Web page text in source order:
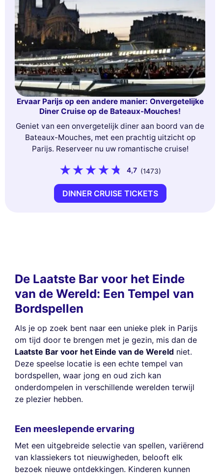
Ervaar Parijs op een andere manier: Onvergetelijke
Diner Cruise op de Bateaux-Mouches!
Geniet van een onvergetelijk diner aan boord van de
Bateaux-Mouches, met een prachtig uitzicht op
Parijs. Reserveer nu uw romantische cruise!
4,7 (1473)
DINNER CRUISE TICKETS
De Laatste Bar voor het Einde
van de Wereld: Een Tempel van
Bordspellen
Als je op zoek bent naar een unieke plek in Parijs
om tijd door te brengen met je gezin, mis dan de
Laatste Bar voor het Einde van de Wereld niet.
Deze speelse locatie is een echte tempel van
bordspellen, waar jong en oud zich kan
onderdompelen in verschillende werelden terwijl
ze plezier hebben.
Een meeslepende ervaring
Met een uitgebreide selectie van spellen, variërend
van klassiekers tot nieuwigheden, belooft elk
bezoek nieuwe ontdekkingen. Kinderen kunnen